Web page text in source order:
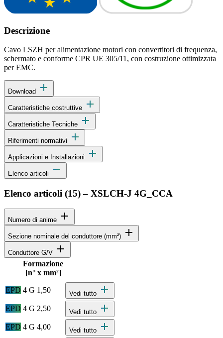
Descrizione
Cavo LSZH per alimentazione motori con convertitori di frequenza,
schermato e conforme CPR UE 305/11, con costruzione ottimizzata
per EMC.
Download add
Caratteristiche costruttive add
Caratteristiche Tecniche add
Riferimenti normativi add
Applicazioni e Installazioni add
Elenco articoli remove
Elenco articoli (15)– XSLCH-J 4G_CCA
Numero di anime add
Sezione nominale del conduttore (mm²) add
Conduttore G/V add
Specifiche dettagliate del prodotto e dati tecnici
Stato
Formazione
[n° x mm²]
EPD 4 G 1,50 Vedi tutto add
EPD 4 G 2,50 Vedi tutto add
EPD 4 G 4,00 Vedi tutto add